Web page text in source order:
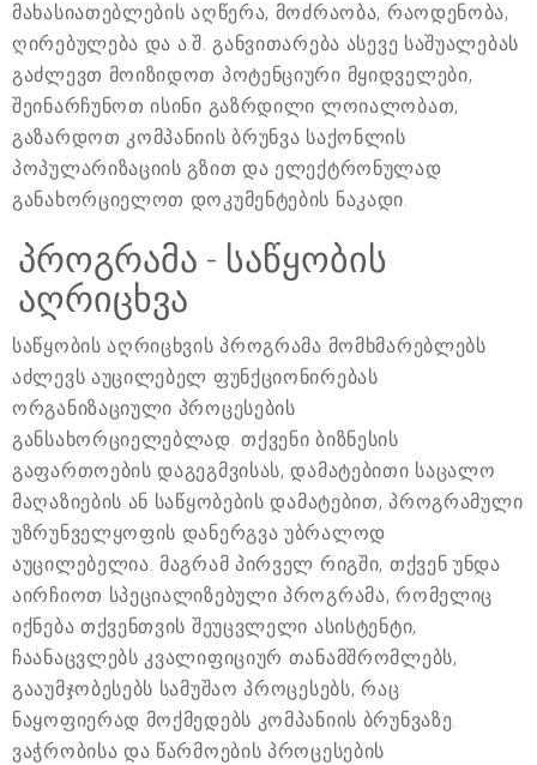
მახასიათებლების აღწერა, მოძრაობა, რაოდენობა,
ღირებულება და ა.შ. განვითარება ასევე საშუალებას
გაძლევთ მოიზიდოთ პოტენციური მყიდველები,
შეინარჩუნოთ ისინი გაზრდილი ლოიალობათ,
გაზარდოთ კომპანიის ბრუნვა საქონლის
პოპულარიზაციის გზით და ელექტრონულად
განახორციელოთ დოკუმენტების ნაკადი.
პროგრამა - საწყობის
აღრიცხვა
საწყობის აღრიცხვის პროგრამა მომხმარებლებს
აძლევს აუცილებელ ფუნქციონირებას
ორგანიზაციული პროცესების
განსახორციელებლად. თქვენი ბიზნესის
გაფართოების დაგეგმვისას, დამატებითი საცალო
მაღაზიების ან საწყობების დამატებით, პროგრამული
უზრუნველყოფის დანერგვა უბრალოდ
აუცილებელია. მაგრამ პირველ რიგში, თქვენ უნდა
აირჩიოთ სპეციალიზებული პროგრამა, რომელიც
იქნება თქვენთვის შეუცვლელი ასისტენტი,
ჩაანაცვლებს კვალიფიციურ თანამშრომლებს,
გააუმჯობესებს სამუშაო პროცესებს, რაც
ნაყოფიერად მოქმედებს კომპანიის ბრუნვაზე.
ვაჭრობისა და წარმოების პროცესების